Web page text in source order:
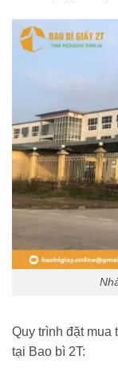
Quy trình đặt mua
tại Bao bì 2T: